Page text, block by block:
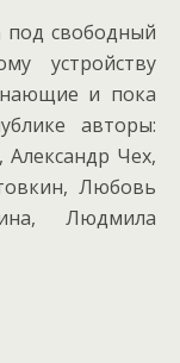
под свободный
устройству
и пока
авторы:
Чех,
Любовь
Людмила